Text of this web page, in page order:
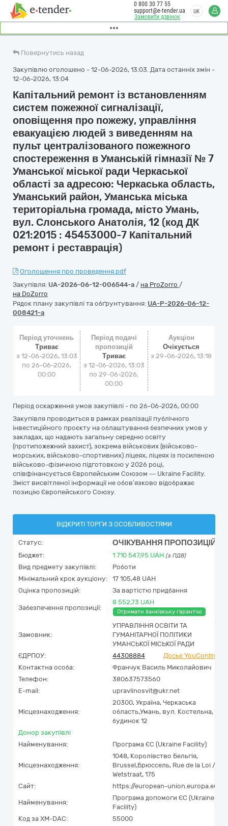
Замовити дзвінок
0 800 30 77 55
support@e-tender.ua
UK
Повернутись назад
Закупівлю оголошено - 12-06-2026, 13:03. Дата останніх змін -
12-06-2026, 13:04
Капітальний ремонт із встановленням
систем пожежної сигналізації,
оповіщення про пожежу, управління
евакуацією людей з виведенням на
пульт централізованого пожежного
спостереження в Уманській гімназії № 7
Уманської міської ради Черкаської
області за адресою: Черкаська область,
Уманський район, Уманська міська
територіальна громада, місто Умань,
вул. Слонського Анатолія, 12 (код ДК
021:2015 : 45453000-7 Капітальний
ремонт і реставрація)
Оголошення про проведення.pdf
Закупівля: UA-2026-06-12-006544-a / на ProZorro /
на DoZorro
Рядок плану закупівлі та обґрунтування: UA-P-2026-06-12-
008421-a
Період уточнень
Триває
з 12-06-2026, 13:03
по 26-06-2026,
00:00
Період подачі
пропозицій
Триває
з 12-06-2026, 13:03
по 29-06-2026,
00:00
Аукціон
Очікується
з29-06-2026, 13:18
Період оскарження умов закупівлі - по 26-06-2026, 00:00
Закупівля проводиться в рамках реалізації публічного
інвестиційного проєкту на облаштування безпечних умов у
закладах, що надають загальну середню освіту
(протипожежний захист), зокрема військових (військово-
морських, військово-спортивних) ліцеях, ліцеях із посиленою
військово-фізичною підготовкою у 2026 році,
співфінансується Європейським Союзом — Ukraine Facility.
Зміст висвітленої інформації не обов’язково відображає
позицію Європейського Союзу.
ВІДКРИТІ ТОРГИ З ОСОБЛИВОСТЯМИ
Статус: ОЧІКУВАННЯ ПРОПОЗИЦІЙ
Бюджет: 1 710 547,95 UAH (з ПДВ)
Вид предмету закупівлі:
Роботи
Мінімальний крок аукціону:
17 105,48 UAH
Оцінка пропозицій:
За вартістю придбання
Забезпечення пропозиції:
8 552,73 UAH
Отримати банківську гарантію
Замовник:
УПРАВЛІННЯ ОСВІТИ ТА
ГУМАНІТАРНОЇ ПОЛІТИКИ
УМАНСЬКОЇ МІСЬКОЇ РАДИ
ЄДРПОУ:
44308884
Досьє YouControl
Контактна особа:
Франчук Василь Миколайович
Телефон:
380637573560
E-mail:
upravlinosvit@ukr.net
Місцезнаходження:
20300, Україна, Черкаська
область,Умань, вул. Костельна,
будинок 12
Донор закупівлі
Найменування:
Програма ЄС (Ukraine Facility)
Місцезнаходження:
1048, Королівство Бельгія,
Brussel,Брюссель, Rue de la Loi /
Wetstraat, 175
Сайт:
https://european-union.europa.eu
Найменування:
Програма допомоги ЄС (Ukraine
Facility)
Код за XM-DAC:
55000